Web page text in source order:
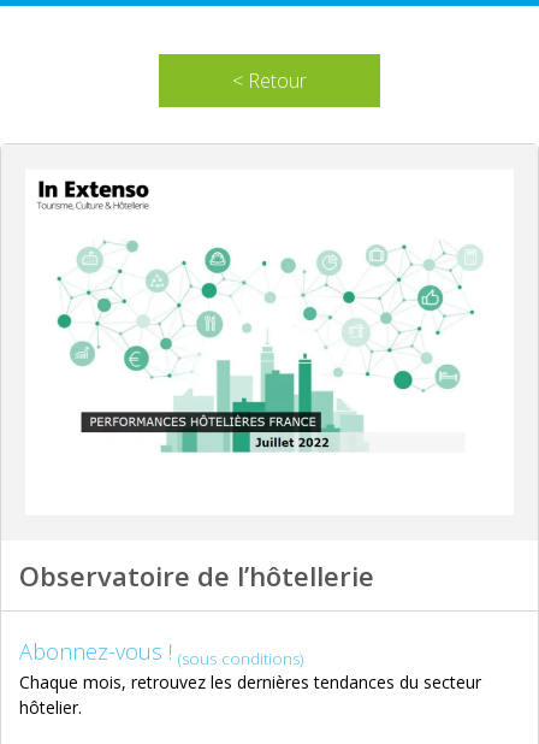
< Retour
Observatoire de l’hôtellerie
Abonnez-vous ! (sous conditions)
Chaque mois, retrouvez les dernières tendances du secteur
hôtelier.